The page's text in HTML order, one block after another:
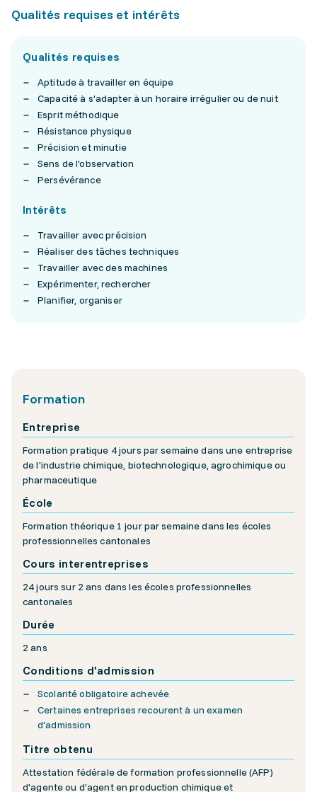
Qualités requises et intérêts
Qualités requises
Aptitude à travailler en équipe
Capacité à s'adapter à un horaire irrégulier ou de nuit
Esprit méthodique
Résistance physique
Précision et minutie
Sens de l'observation
Persévérance
Intérêts
Travailler avec précision
Réaliser des tâches techniques
Travailler avec des machines
Expérimenter, rechercher
Planifier, organiser
Formation
Entreprise
Formation pratique 4 jours par semaine dans une entreprise
de l'industrie chimique, biotechnologique, agrochimique ou
pharmaceutique
École
Formation théorique 1 jour par semaine dans les écoles
professionnelles cantonales
Cours interentreprises
24 jours sur 2 ans dans les écoles professionnelles
cantonales
Durée
2 ans
Conditions d'admission
Scolarité obligatoire achevée
Certaines entreprises recourent à un examen
d'admission
Titre obtenu
Attestation fédérale de formation professionnelle (AFP)
d'agente ou d'agent en production chimique et